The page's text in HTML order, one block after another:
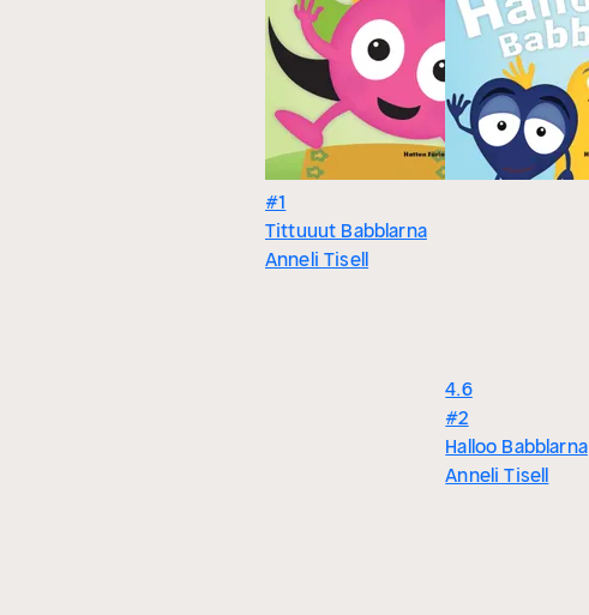
#1
Tittuuut Babblarna
Anneli Tisell
4.6
#2
Halloo Babblarna
Anneli Tisell